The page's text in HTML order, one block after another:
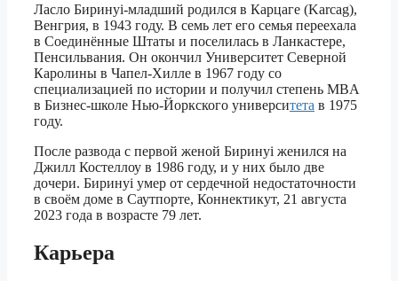
Ласло Биринyi-младший родился в Карцаге (Karcag),
Венгрия, в 1943 году. В семь лет его семья переехала
в Соединённые Штаты и поселилась в Ланкастере,
Пенсильвания. Он окончил Университет Северной
Каролины в Чапел-Хилле в 1967 году со
специализацией по истории и получил степень MBA
в Бизнес-школе Нью-Йоркского университета в 1975
году.
После развода с первой женой Биринyi женился на
Джилл Костеллоу в 1986 году, и у них было две
дочери. Биринyi умер от сердечной недостаточности
в своём доме в Саутпорте, Коннектикут, 21 августа
2023 года в возрасте 79 лет.
Карьера